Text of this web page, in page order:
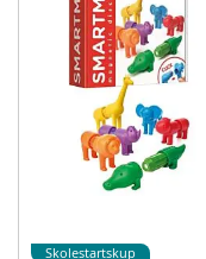
Opbevaringsboks
Detaljer:
Alder: fra 1 år
Produktdetaljer
Skolestartskup